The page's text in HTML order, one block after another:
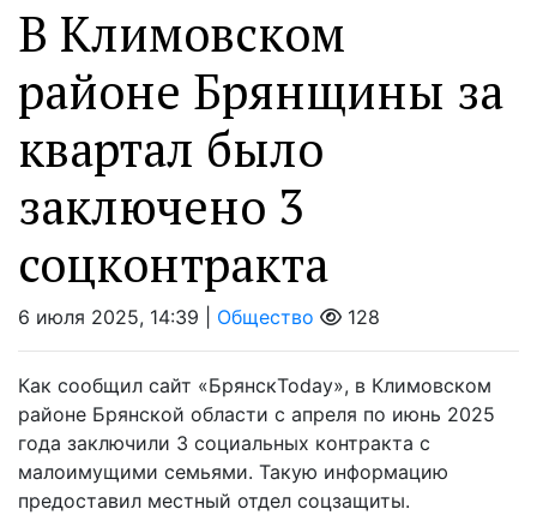
В Климовском
районе Брянщины за
квартал было
заключено 3
соцконтракта
6 июля 2025, 14:39 | Общество 128
Как сообщил сайт «БрянскToday», в Климовском
районе Брянской области с апреля по июнь 2025
года заключили 3 социальных контракта с
малоимущими семьями. Такую информацию
предоставил местный отдел соцзащиты.